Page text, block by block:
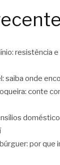
resistência
saiba onde
conte
por que